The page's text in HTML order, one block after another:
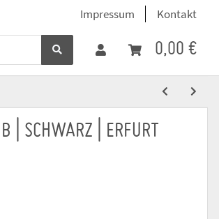
Impressum Kontakt
0,00 €
| SCHWARZ | ERFURT